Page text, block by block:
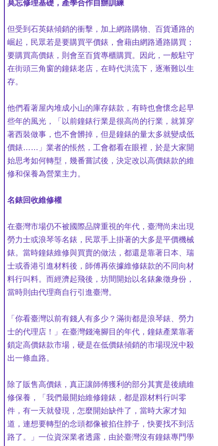
莫忘修理基礎，產學合作自辦訓練
但受到石英錶傾銷的衝擊，加上網路購物、百貨通路的
崛起，民眾若是要購買平價錶，會藉由網路通路購買；
要購買高價錶，則會至百貨專櫃購買。因此，一般駐守
在街頭三角窗的鐘錶老店，在時代洪流下，逐漸難以生
存。
他們看著屋內堆成小山的庫存錶款，有時也會懷念起早
些年的風光，「以前鐘錶行業是很高尚的行業，就算穿
著西裝做事，也不會髒掉，但是鐘錶的量太多就變成低
價錶……」業者的悵然，工會都看在眼裡，於是大家開
始思考如何轉型，幾番嘗試後，決定改以高價錶款的維
修和保養為營業主力。
名錶回收維修權
在臺灣市場仍不被國際品牌重視的年代，臺灣尚未出現
勞力士或浪琴等名錶，民眾手上掛著的大多是平價機械
錶。當時鐘錶維修與買賣的做法，都還是靠著日本、瑞
士或香港引進材料後，師傅再依據維修錶款的不同向材
料行叫料。而經濟起飛後，坊間開始以名錶象徵身份，
當時則由代理商自行引進臺灣。
「你看臺灣以前有錢人有多少？滿街都是浪琴錶、勞力
士的代理店！」在臺灣錢淹腳目的年代，鐘錶產業靠著
鎖定高價錶款市場，硬是在低價錶傾銷的市場現況中殺
出一條血路。
除了販售高價錶，真正讓師傅獲利的部分其實是後續維
修保養，「我們最開始維修鐘錶，都是跟材料行叫零
件，有一天就發現，怎麼開始缺件了，當時大家才知
道，連想要轉型的念頭都像被掐住脖子，快要找不到活
路了。」一位資深業者透露，由於臺灣沒有鐘錶專門學